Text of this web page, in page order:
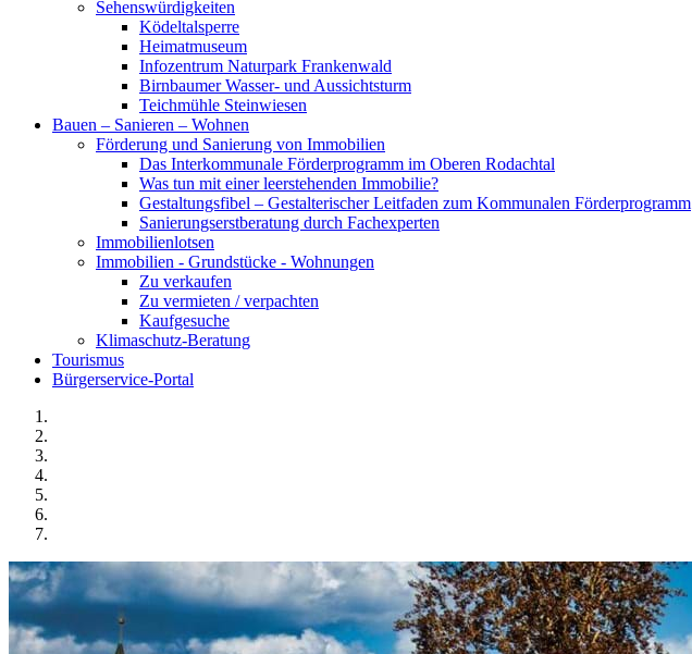
Sehenswürdigkeiten
Ködeltalsperre
Heimatmuseum
Infozentrum Naturpark Frankenwald
Birnbaumer Wasser- und Aussichtsturm
Teichmühle Steinwiesen
Bauen – Sanieren – Wohnen
Förderung und Sanierung von Immobilien
Das Interkommunale Förderprogramm im Oberen Rodachtal
Was tun mit einer leerstehenden Immobilie?
Gestaltungsfibel – Gestalterischer Leitfaden zum Kommunalen Förderprogramm
Sanierungserstberatung durch Fachexperten
Immobilienlotsen
Immobilien - Grundstücke - Wohnungen
Zu verkaufen
Zu vermieten / verpachten
Kaufgesuche
Klimaschutz-Beratung
Tourismus
Bürgerservice-Portal